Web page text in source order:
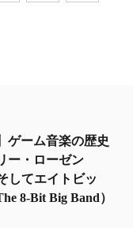
ゲーム音楽の歴史
ー・ローゼン
してエイトビッ
8-Bit Big Band）